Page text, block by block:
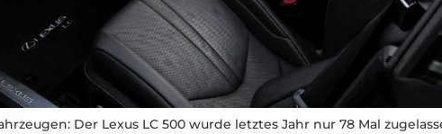
Der Lexus LC 500 wurde letztes Jahr nur 78 Mal